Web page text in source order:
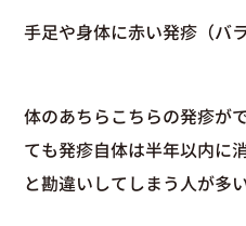
手足や身体に赤い発疹（バ
体のあちらこちらの発疹が
ても発疹自体は半年以内に
と勘違いしてしまう人が多